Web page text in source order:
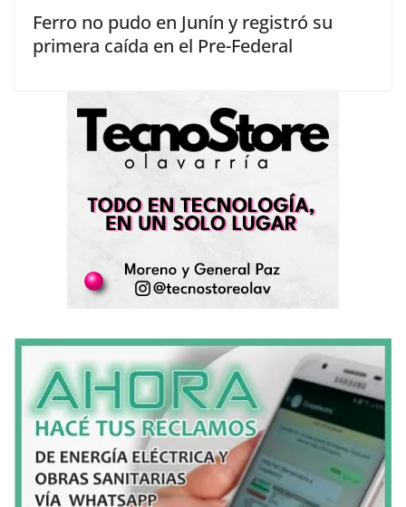
Ferro no pudo en Junín y registró su
primera caída en el Pre-Federal